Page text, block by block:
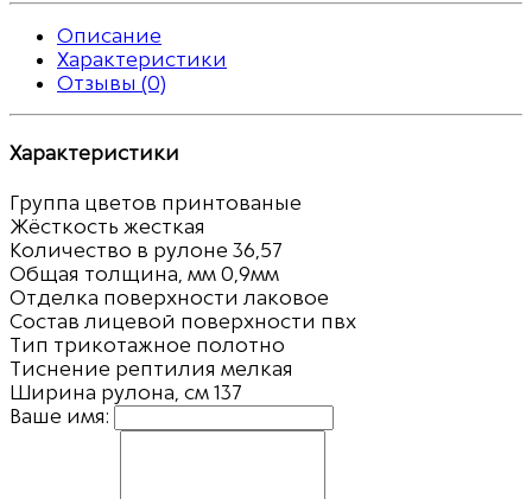
Описание
Характеристики
Отзывы (0)
Характеристики
Группа цветов принтованые
Жёсткость жесткая
Количество в рулоне 36,57
Общая толщина, мм 0,9мм
Отделка поверхности лаковое
Состав лицевой поверхности пвх
Тип трикотажное полотно
Тиснение рептилия мелкая
Ширина рулона, см 137
Ваше имя: